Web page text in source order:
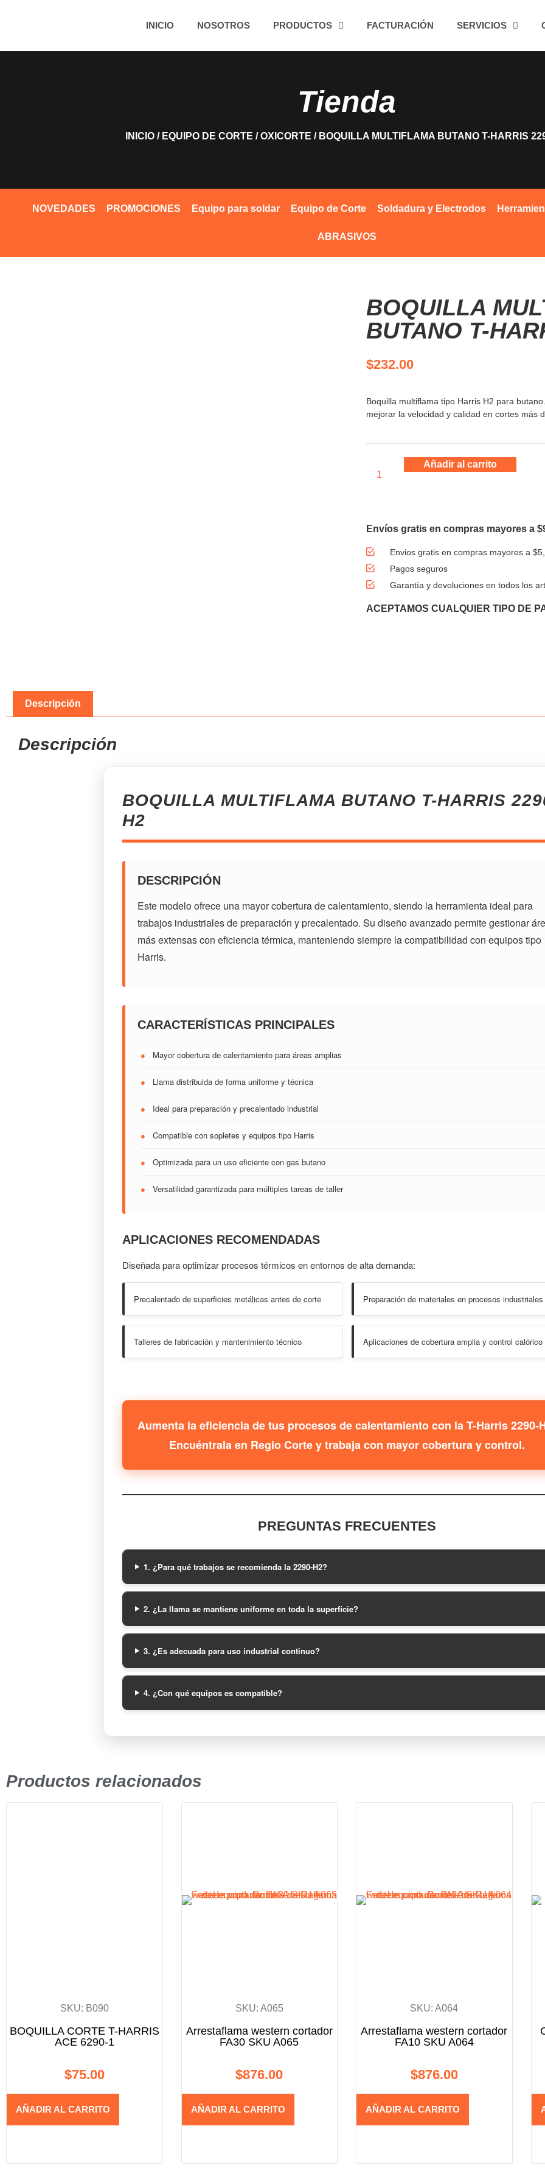
INICIO NOSOTROS PRODUCTOS FACTURACIÓN SERVICIOS
Tienda
INICIO/ EQUIPO DE CORTE /OXICORTE / BOQUILLA MULTIFLAMA BUTANO T-HARRIS
NOVEDADES PROMOCIONES Equipo para soldar Equipo de Corte Soldadura y Electrodos
ABRASIVOS
BOQUILLA
BUTANO T-
$232.00
Boquilla multiflama tipo Harris H2 para
mejorar la velocidad y calidad en cortes más
Añadir al carrito
Envíos gratis en compras mayores a
Envios gratis en compras mayores a
Pagos seguros
Garantía y devoluciones en todos los
ACEPTAMOS CUALQUIER TIPO DE
Descripción
Descripción
BOQUILLA MULTIFLAMA BUTANO T-HARRIS
H2
DESCRIPCIÓN
Este modelo ofrece una mayor cobertura de calentamiento, siendo la herramienta ideal para
trabajos industriales de preparación y precalentado. Su diseño avanzado permite gestionar
más extensas con eficiencia térmica, manteniendo siempre la compatibilidad con equipos tipo
Harris.
CARACTERÍSTICAS PRINCIPALES
● Mayor cobertura de calentamiento para áreas amplias
● Llama distribuida de forma uniforme y técnica
● Ideal para preparación y precalentado industrial
● Compatible con sopletes y equipos tipo Harris
● Optimizada para un uso eficiente con gas butano
● Versatilidad garantizada para múltiples tareas de taller
APLICACIONES RECOMENDADAS
Diseñada para optimizar procesos térmicos en entornos de alta demanda:
Precalentado de superficies metálicas antes de corte Preparación de materiales en procesos industriales
Talleres de fabricación y mantenimiento técnico Aplicaciones de cobertura amplia y control calórico
Aumenta la eficiencia de tus procesos de calentamiento con la T-Harris 2290-
Encuéntrala en Regio Corte y trabaja con mayor cobertura y control.
PREGUNTAS FRECUENTES
1. ¿Para qué trabajos se recomienda la 2290-H2?
2. ¿La llama se mantiene uniforme en toda la superficie?
3. ¿Es adecuada para uso industrial continuo?
4. ¿Con qué equipos es compatible?
Productos relacionados
SKU: B090
BOQUILLA CORTE T-HARRIS
ACE 6290-1
$75.00
AÑADIR AL CARRITO
SKU: A065
Arrestaflama western cortador
FA30 SKU A065
$876.00
AÑADIR AL CARRITO
SKU: A064
Arrestaflama western cortador
FA10 SKU A064
$876.00
AÑADIR AL CARRITO